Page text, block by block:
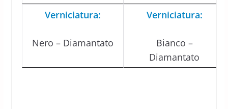
Verniciatura:
Nero – Diamantato
Verniciatura:
Bianco –
Diamantato